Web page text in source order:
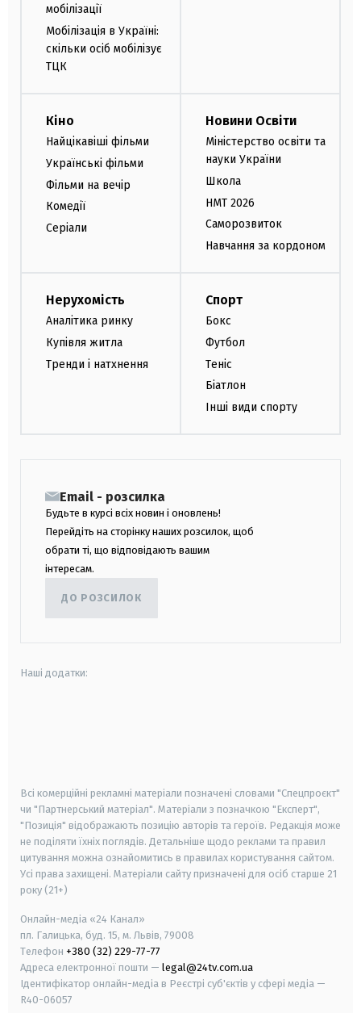
мобілізації
Мобілізація в Україні:
скільки осіб мобілізує
ТЦК
Кіно
Найцікавіші фільми
Українські фільми
Фільми на вечір
Комедії
Серіали
Новини Освіти
Міністерство освіти та
науки України
Школа
НМТ 2026
Саморозвиток
Навчання за кордоном
Нерухомість
Аналітика ринку
Купівля житла
Тренди і натхнення
Спорт
Бокс
Футбол
Теніс
Біатлон
Інші види спорту
Email - розсилка
Будьте в курсі всіх новин і оновлень!
Перейдіть на сторінку наших розсилок, щоб
обрати ті, що відповідають вашим
інтересам.
ДО РОЗСИЛОК
Наші додатки:
Всі комерційні рекламні матеріали позначені словами "Спецпроєкт"
чи "Партнерський матеріал". Матеріали з позначкою "Експерт",
"Позиція" відображають позицію авторів та героїв. Редакція може
не поділяти їхніх поглядів. Детальніше щодо реклами та правил
цитування можна ознайомитись в правилах користування сайтом.
Усі права захищені. Матеріали сайту призначені для осіб старше 21
року (21+)
Онлайн-медіа «24 Канал»
пл. Галицька, буд. 15, м. Львів, 79008
Телефон +380 (32) 229-77-77
Адреса електронної пошти — legal@24tv.com.ua
Ідентифікатор онлайн-медіа в Реєстрі суб'єктів у сфері медіа —
R40-06057